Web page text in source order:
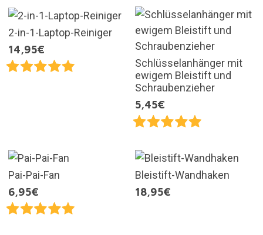
2-in-1-Laptop-Reiniger
14,95€
Schlüsselanhänger mit
ewigem Bleistift und
Schraubenzieher
5,45€
Pai-Pai-Fan
6,95€
Bleistift-Wandhaken
18,95€